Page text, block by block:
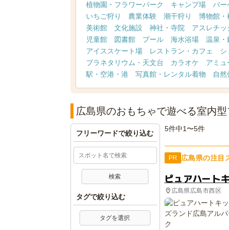
植物園・フラワーパーク
キャンプ場 バー
いちご狩り
農業体験 潮干狩り 博物館・
美術館
文化施設 神社・寺院 アスレチッ
児童館
図書館 プール 海水浴場 温泉・
アイススケート場
レストラン・カフェ シ
プラネタリウム・天文台
カラオケ アミュ
駅・空港・港
写真館・レンタル着物 自
広島県のおもちゃで遊べる室内
5件中1〜5件
PR 広島県の注目
ピュアハート
広島県広島市西区
フリーワードで絞り込む
タグで絞り込む
タグを選択